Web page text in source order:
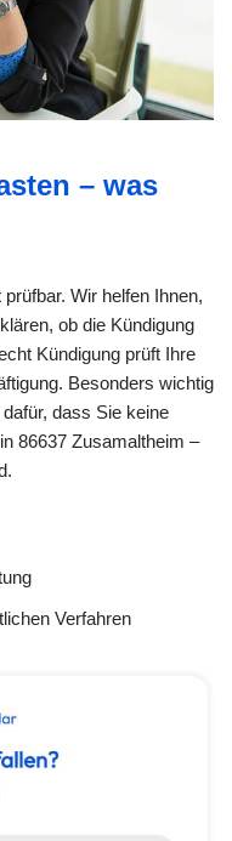
– was
Wir helfen Ihnen,
ob die Kündigung
Kündigung prüft Ihre
Besonders wichtig
dass Sie keine
86637 Zusamaltheim –
Verfahren